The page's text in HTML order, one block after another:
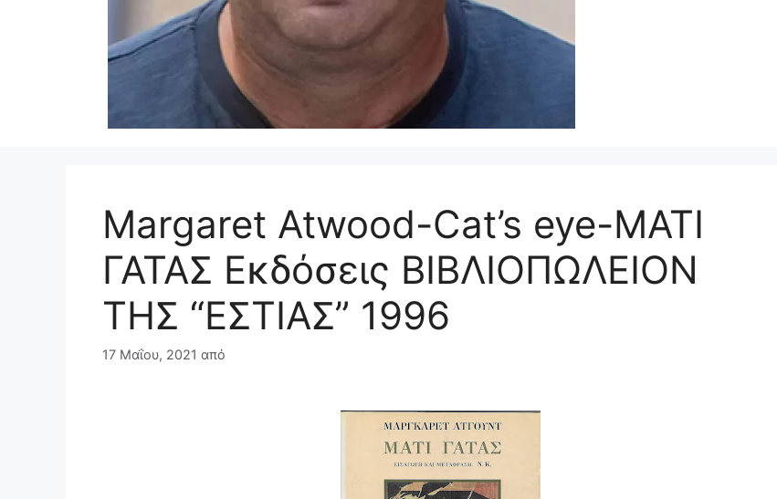
Margaret Atwood-Cat’s eye-ΜΑΤΙ
ΓΑΤΑΣ Εκδόσεις ΒΙΒΛΙΟΠΩΛΕΙΟΝ
ΤΗΣ “ΕΣΤΙΑΣ” 1996
17 Μαΐου, 2021 από